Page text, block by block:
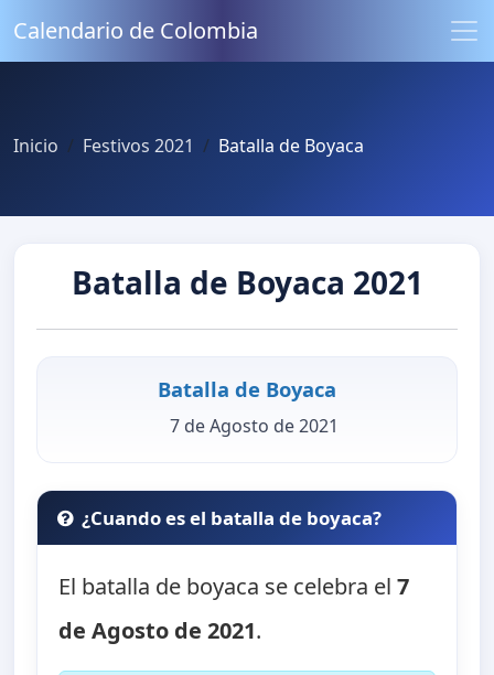
Calendario de Colombia
Inicio Festivos 2021 Batalla de Boyaca
Batalla de Boyaca 2021
Batalla de Boyaca
7 de Agosto de 2021
¿Cuando es el batalla de boyaca?
El batalla de boyaca se celebra el7
de Agosto de 2021.